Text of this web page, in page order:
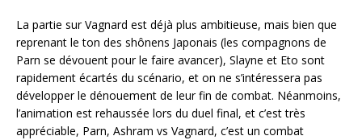
La partie sur Vagnard est déjà plus ambitieuse, mais bien que
reprenant le ton des shônens Japonais (les compagnons de
Parn se dévouent pour le faire avancer), Slayne et Eto sont
rapidement écartés du scénario, et on ne s’intéressera pas
développer le dénouement de leur fin de combat. Néanmoins,
l’animation est rehaussée lors du duel final, et c’est très
appréciable, Parn, Ashram vs Vagnard, c’est un combat